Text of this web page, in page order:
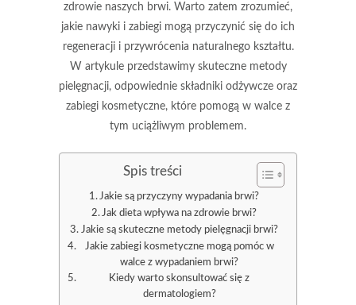
zdrowie naszych brwi. Warto zatem zrozumieć,
jakie nawyki i zabiegi mogą przyczynić się do ich
regeneracji i przywrócenia naturalnego kształtu.
W artykule przedstawimy skuteczne metody
pielęgnacji, odpowiednie składniki odżywcze oraz
zabiegi kosmetyczne, które pomogą w walce z
tym uciążliwym problemem.
Spis treści
Jakie są przyczyny wypadania brwi?
Jak dieta wpływa na zdrowie brwi?
Jakie są skuteczne metody pielęgnacji brwi?
Jakie zabiegi kosmetyczne mogą pomóc w
walce z wypadaniem brwi?
Kiedy warto skonsultować się z
dermatologiem?